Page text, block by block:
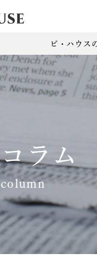
ビ・ハウス
コラム
column